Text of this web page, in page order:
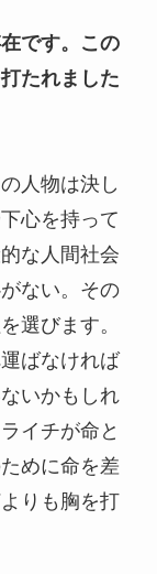
です。この
たれました
人物は決し
心を持って
な人間社会
ない。その
選びます。
ばなければ
いかもしれ
イチが命と
めに命を差
りも胸を打